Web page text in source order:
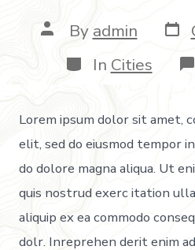
By admin
In Cities
Lorem ipsum dolor sit amet,
elit, sed do eiusmod tempor
do dolore magna aliqua. Ut
quis nostrud exerc itation
aliquip ex ea commodo
dolr. Inreprehen derit enim